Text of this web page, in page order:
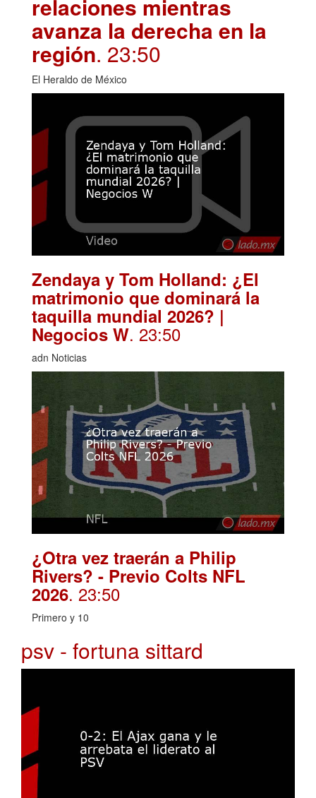
relaciones mientras
avanza la derecha en la
región. 23:50
El Heraldo de México
Zendaya y Tom Holland: ¿El
matrimonio que dominará la
taquilla mundial 2026? |
Negocios W. 23:50
adn Noticias
¿Otra vez traerán a Philip
Rivers? - Previo Colts NFL
2026. 23:50
Primero y 10
psv - fortuna sittard